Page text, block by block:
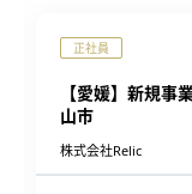
正社員
【愛媛】新規
山市
株式会社Relic